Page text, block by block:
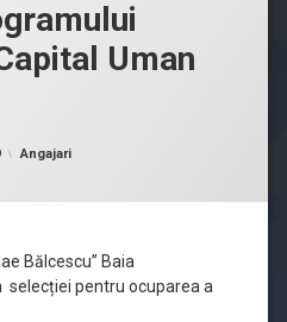
Uman
Categorii:
Angajari
Bălcescu” Baia
selecției pentru ocuparea a